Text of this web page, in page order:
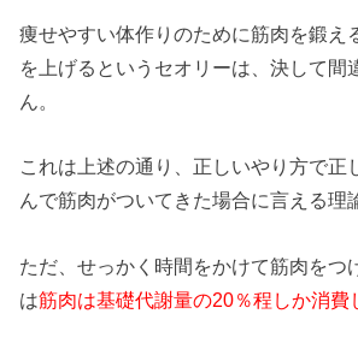
痩せやすい体作りのために筋肉を鍛え
を上げるというセオリーは、決して間
ん。
これは上述の通り、正しいやり方で正
んで筋肉がついてきた場合に言える理
ただ、せっかく時間をかけて筋肉をつ
は筋肉は基礎代謝量の20％程しか消費